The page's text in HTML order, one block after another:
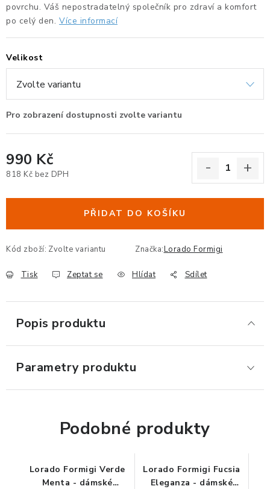
ERGONOMICKÉ PRODUKTY
BEDERNÍ A KRČNÍ OPĚRKY
PODLOŽKY POD NOHY
PODLOŽKY POD MYŠ A ZÁPĚSTÍ
VÝSUVY A DRŽÁKY NA KLÁVESNICI
DRŽÁKY LCD MONITORŮ A TV
STOJANY POD NOTEBOOK
ORGANIZACE KABELŮ
LED STOLNÍ LAMPY
ZÁSUVKOVÉ BOXY
povrchu. Váš nepostradatelný společník pro zdraví a komfort
po celý den. Více informací
Velikost
990 Kč
818 Kč bez DPH
PŘIDAT DO KOŠÍKU
Kód zboží: Zvolte variantu Značka:Lorado Formigi
Tisk Zeptat se Hlídat Sdílet
Popis produktu
Parametry produktu
Podobné produkty
Lorado Formigi Verde
Menta - dámské
Lorado Formigi Fucsia
Eleganza - dámské